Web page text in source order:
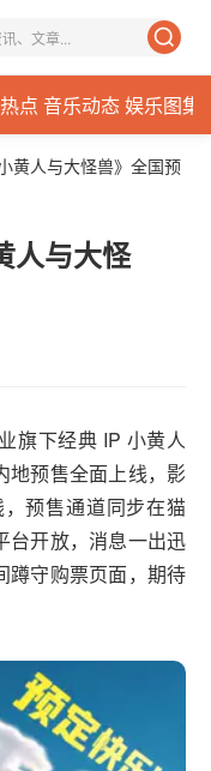
点 音乐动态娱乐图集
黄人与大怪兽》全国预
人与大怪
旗下经典 IP 小黄人
地预售全面上线，影
预售通道同步在猫
台开放，消息一出迅
蹲守购票页面，期待